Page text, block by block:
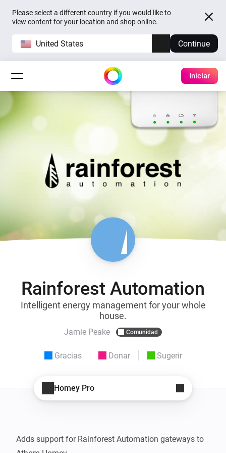
Please select a different country if you would like to
view content for your location and shop online.
United States Continue
Iniciar
Rainforest Automation
Intelligent energy management for your whole
house.
Jamie Peake Comunidad
Gracias Donar Sugerir
Homey Pro
Adds support for Rainforest Automation gateways to